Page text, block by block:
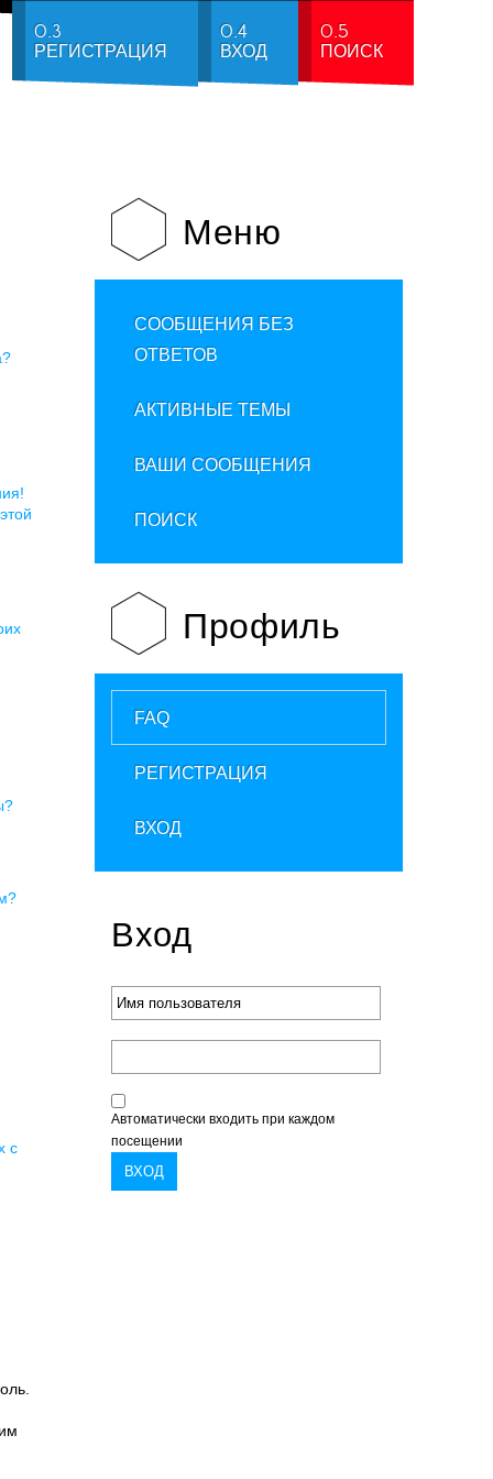
0.3
РЕГИСТРАЦИЯ
0.4
ВХОД
0.5
ПОИСК
с
Меню
СООБЩЕНИЯ БЕЗ
ОТВЕТОВ
АКТИВНЫЕ ТЕМЫ
ВАШИ СООБЩЕНИЯ
ПОИСК
Профиль
FAQ
РЕГИСТРАЦИЯ
ВХОД
Вход
Автоматически входить при каждом
посещении